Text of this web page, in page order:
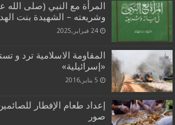
المرأة مع النبي (صلى الله
وشريعته – الشهيدة بنت
24 فبراير,2025
المقاومة الاسلامية ترد و
«إسرائيلية»
5 يناير,2016
إعداد طعام الإفطار
صور